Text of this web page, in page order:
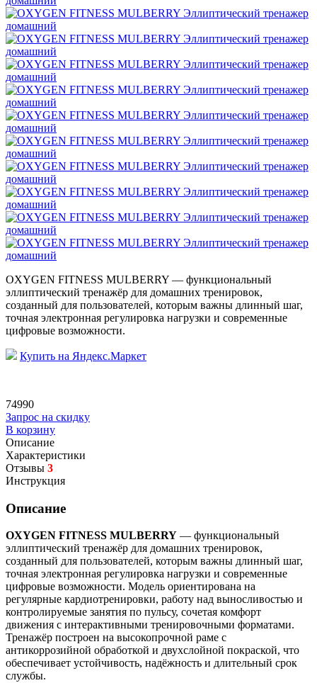
OXYGEN FITNESS MULBERRY — функциональный
эллиптический тренажёр для домашних тренировок,
созданный для пользователей, которым важны длинный шаг,
точная электронная регулировка нагрузки и современные
цифровые возможности.
Купить на Яндекс.Маркет
74990
Запрос на скидку
В корзину
Описание
Характеристики
Отзывы 3
Инструкция
Описание
OXYGEN FITNESS MULBERRY — функциональный
эллиптический тренажёр для домашних тренировок,
созданный для пользователей, которым важны длинный шаг,
точная электронная регулировка нагрузки и современные
цифровые возможности. Модель ориентирована на
регулярные кардиотренировки, работу над выносливостью и
контролируемые занятия по пульсу, сочетая комфорт
движения с интерактивными тренировочными форматами.
Тренажёр построен на высокопрочной раме с
антикоррозийной обработкой и двухслойной покраской, что
обеспечивает устойчивость, надёжность и длительный срок
службы.